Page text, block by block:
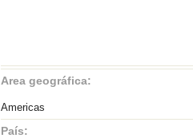
Area geográfica:
Americas
País: